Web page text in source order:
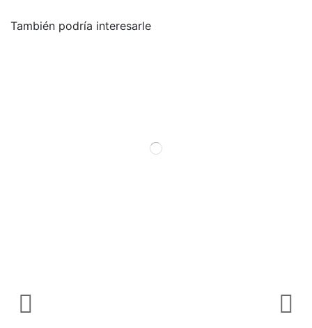
También podría interesarle